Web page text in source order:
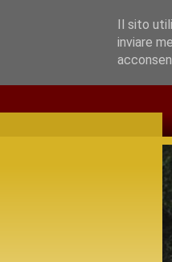
Il sito
inviare